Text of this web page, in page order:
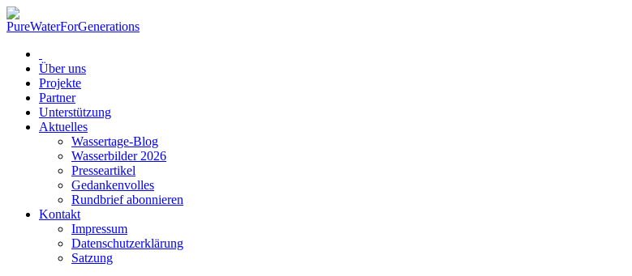
Über uns
Projekte
Partner
Unterstützung
Aktuelles
Wassertage-Blog
Wasserbilder 2026
Presseartikel
Gedankenvolles
Rundbrief abonnieren
Kontakt
Impressum
Datenschutzerklärung
Satzung